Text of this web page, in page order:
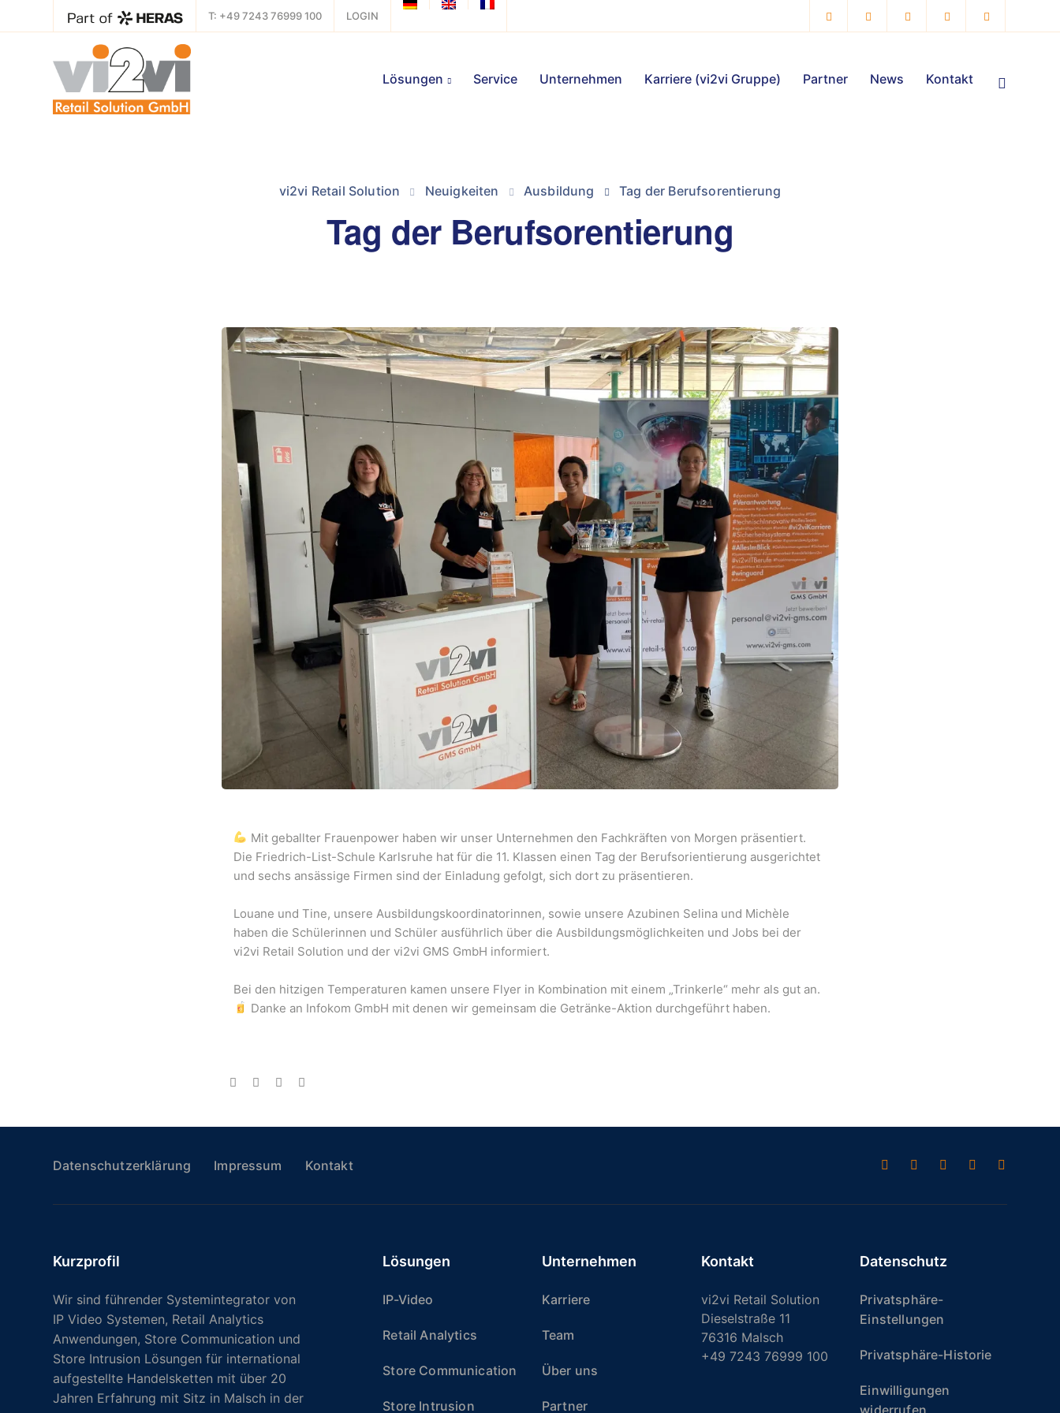
T: +49 7243 76999 100 LOGIN
Lösungen Service Unternehmen Karriere (vi2vi Gruppe) Partner News Kontakt
vi2vi Retail Solution Neuigkeiten Ausbildung Tag der Berufsorentierung
Tag der Berufsorentierung
Mit geballter Frauenpower haben wir unser Unternehmen den Fachkräften von Morgen präsentiert.
Die Friedrich-List-Schule Karlsruhe hat für die 11. Klassen einen Tag der Berufsorientierung ausgerichtet
und sechs ansässige Firmen sind der Einladung gefolgt, sich dort zu präsentieren.
Louane und Tine, unsere Ausbildungskoordinatorinnen, sowie unsere Azubinen Selina und Michèle
haben die Schülerinnen und Schüler ausführlich über die Ausbildungsmöglichkeiten und Jobs bei der
vi2vi Retail Solution und der vi2vi GMS GmbH informiert.
Bei den hitzigen Temperaturen kamen unsere Flyer in Kombination mit einem „Trinkerle“ mehr als gut an.
Danke an Infokom GmbH mit denen wir gemeinsam die Getränke-Aktion durchgeführt haben.
Datenschutzerklärung Impressum Kontakt
Kurzprofil
Wir sind führender Systemintegrator von
IP Video Systemen, Retail Analytics
Anwendungen, Store Communication und
Store Intrusion Lösungen für international
aufgestellte Handelsketten mit über 20
Jahren Erfahrung mit Sitz in Malsch in der
Lösungen
IP-Video
Retail Analytics
Store Communication
Store Intrusion
Unternehmen
Karriere
Team
Über uns
Partner
Kontakt
vi2vi Retail Solution
Dieselstraße 11
76316 Malsch
+49 7243 76999 100
Datenschutz
Privatsphäre-
Einstellungen
Privatsphäre-Historie
Einwilligungen
widerrufen